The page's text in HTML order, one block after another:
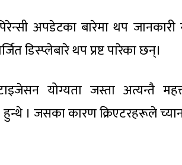
अपडेटका बारेमा थप जानकारी
डिस्प्लेबारे थप प्रष्ट पारेका छन्।
योग्यता जस्ता अत्यन्तै
हुन्थे । जसका कारण क्रिएटरहरूले